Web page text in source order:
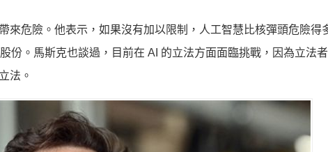
來危險。他表示，如果沒有加以限制，人工智慧比核彈頭危險得
份。馬斯克也談過，目前在 AI 的立法方面面臨挑戰，因為立法
法。